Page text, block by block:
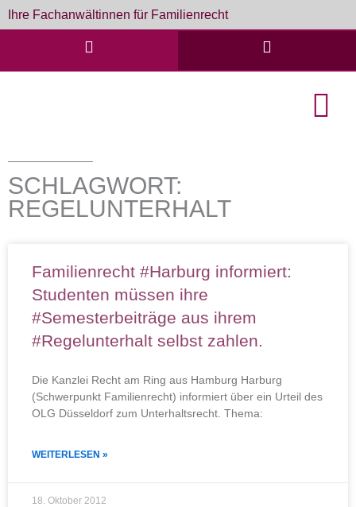
Zum
Inhalt
Ihre Fachanwältinnen für Familienrecht
SCHLAGWORT:
REGELUNTERHALT
Familienrecht #Harburg informiert:
Studenten müssen ihre
#Semesterbeiträge aus ihrem
#Regelunterhalt selbst zahlen.
Die Kanzlei Recht am Ring aus Hamburg Harburg
(Schwerpunkt Familienrecht) informiert über ein Urteil des
OLG Düsseldorf zum Unterhaltsrecht. Thema:
WEITERLESEN »
18. Oktober 2012